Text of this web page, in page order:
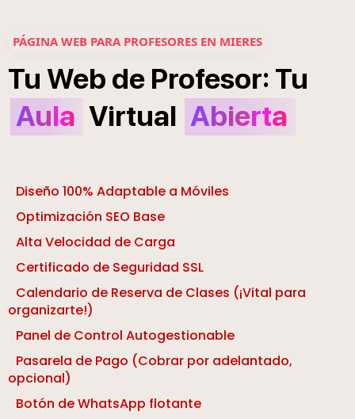
PÁGINA WEB PARA PROFESORES EN MIERES
Tu Web de Profesor: Tu
Aula Virtual Abierta
Diseño 100% Adaptable a Móviles
Optimización SEO Base
Alta Velocidad de Carga
Certificado de Seguridad SSL
Calendario de Reserva de Clases (¡Vital para
organizarte!)
Panel de Control Autogestionable
Pasarela de Pago (Cobrar por adelantado,
opcional)
Botón de WhatsApp flotante